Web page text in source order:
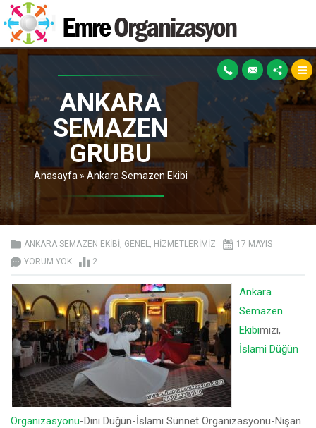
ANKARA
SEMAZEN
GRUBU
Anasayfa » Ankara Semazen Ekibi
ANKARA SEMAZEN EKIBI, GENEL, HIZMETLERIMIZ
17 MAYIS
YORUM YOK
2
Ankara
Semazen
Ekibimizi,
İslami Düğün
Organizasyonu-Dini Düğün-İslami Sünnet Organizasyonu-Nişan